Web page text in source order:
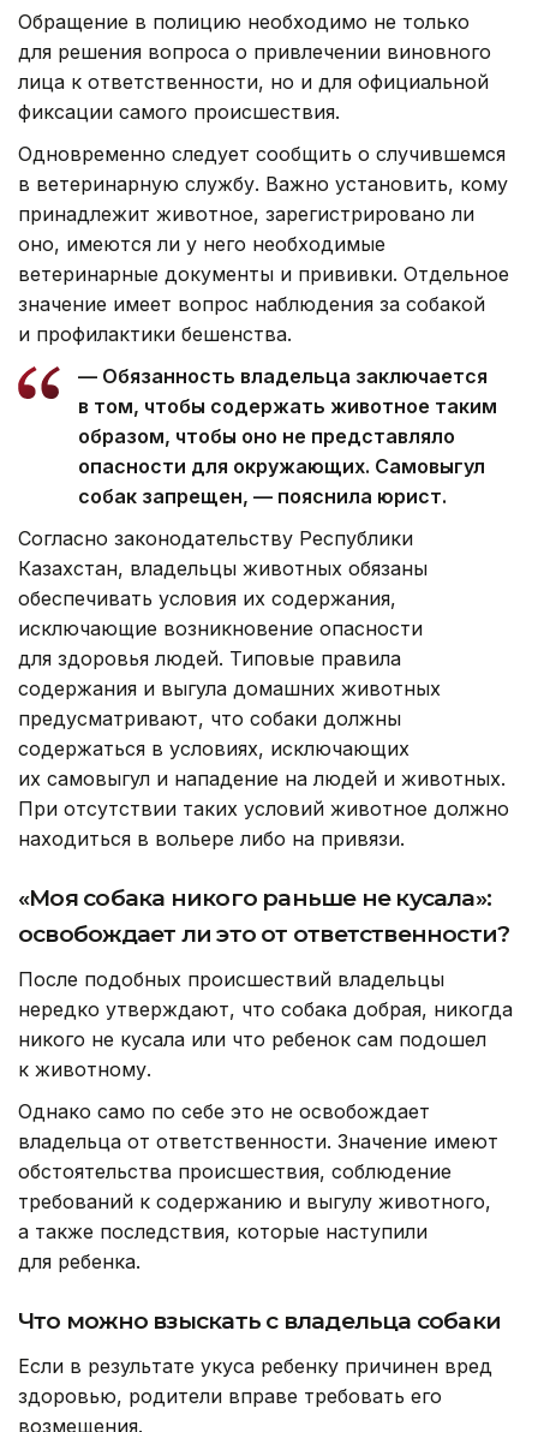
Обращение в полицию необходимо не только
для решения вопроса о привлечении виновного
лица к ответственности, но и для официальной
фиксации самого происшествия.
Одновременно следует сообщить о случившемся
в ветеринарную службу. Важно установить, кому
принадлежит животное, зарегистрировано ли
оно, имеются ли у него необходимые
ветеринарные документы и прививки. Отдельное
значение имеет вопрос наблюдения за собакой
и профилактики бешенства.
— Обязанность владельца заключается
в том, чтобы содержать животное таким
образом, чтобы оно не представляло
опасности для окружающих. Самовыгул
собак запрещен, — пояснила юрист.
Согласно законодательству Республики
Казахстан, владельцы животных обязаны
обеспечивать условия их содержания,
исключающие возникновение опасности
для здоровья людей. Типовые правила
содержания и выгула домашних животных
предусматривают, что собаки должны
содержаться в условиях, исключающих
их самовыгул и нападение на людей и животных.
При отсутствии таких условий животное должно
находиться в вольере либо на привязи.
«Моя собака никого раньше не кусала»:
освобождает ли это от ответственности?
После подобных происшествий владельцы
нередко утверждают, что собака добрая, никогда
никого не кусала или что ребенок сам подошел
к животному.
Однако само по себе это не освобождает
владельца от ответственности. Значение имеют
обстоятельства происшествия, соблюдение
требований к содержанию и выгулу животного,
а также последствия, которые наступили
для ребенка.
Что можно взыскать с владельца собаки
Если в результате укуса ребенку причинен вред
здоровью, родители вправе требовать его
возмещения.